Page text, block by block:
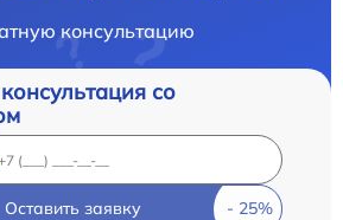
консультацию
со
Оставить заявку